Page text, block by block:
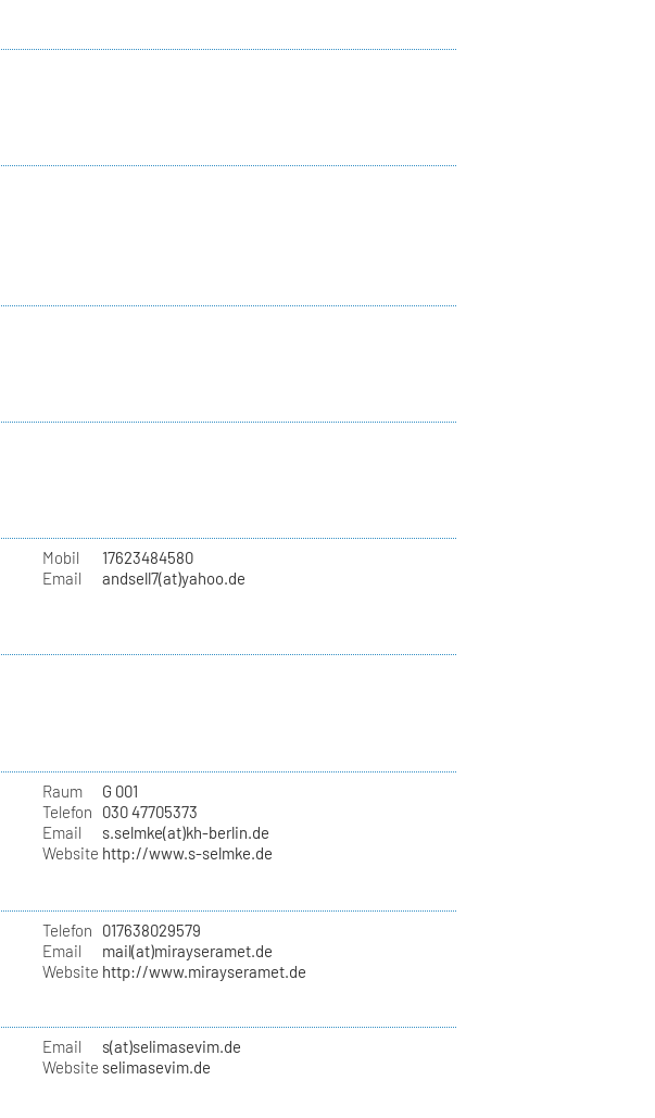
Mobil
17623484580
Email
andsell7(at)yahoo.de
Raum
G 001
Telefon
030 47705373
Email
s.selmke(at)kh-berlin.de
Website http://www.s-selmke.de
Telefon
017638029579
Email
mail(at)mirayseramet.de
Website http://www.mirayseramet.de
Email
s(at)selimasevim.de
Website selimasevim.de